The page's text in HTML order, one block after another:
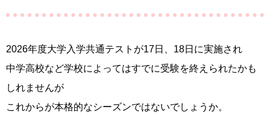
2026年度大学入学共通テストが17日、18日に実施され
中学高校など学校によってはすでに受験を終えられたかも
しれませんが
これからが本格的なシーズンではないでしょうか。